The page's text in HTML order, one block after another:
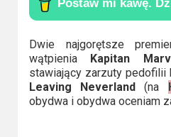
Kino
Komedie
Korea
Dwie najgorętsze
wątpienia Kapitan
stawiający zarzuty pedofilii
Leaving Neverland (na
obydwa i obydwa oceniam